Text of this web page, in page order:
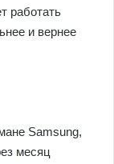
работать
и вернее